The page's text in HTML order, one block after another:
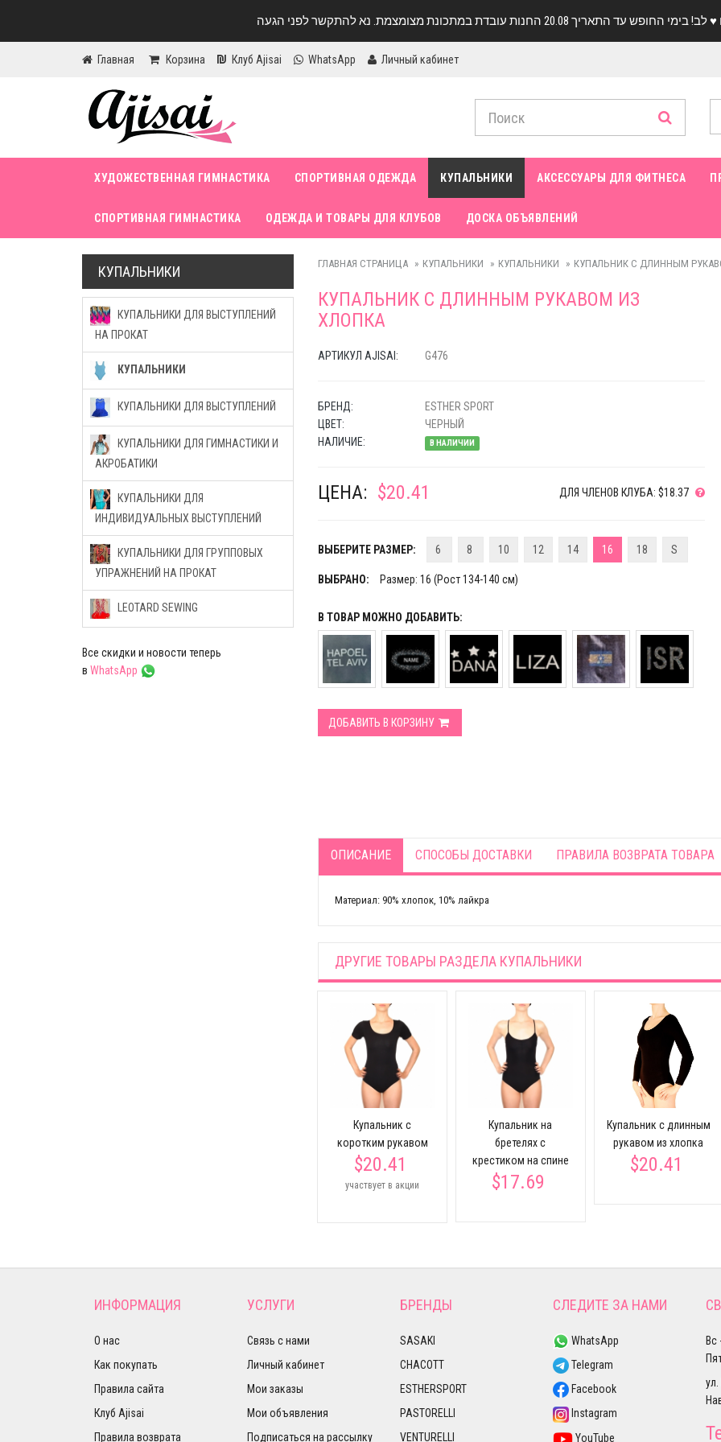
Главная Корзина Клуб Ajisai WhatsApp Личный кабинет
ХУДОЖЕСТВЕННАЯ ГИМНАСТИКА СПОРТИВНАЯ ОДЕЖДА КУПАЛЬНИКИ АКСЕССУАРЫ ДЛЯ ФИТНЕСА
СПОРТИВНАЯ ГИМНАСТИКА ОДЕЖДА И ТОВАРЫ ДЛЯ КЛУБОВ ДОСКА ОБЪЯВЛЕНИЙ
ГЛАВНАЯ СТРАНИЦА КУПАЛЬНИКИ КУПАЛЬНИКИ КУПАЛЬНИК С ДЛИННЫМ
КУПАЛЬНИК С ДЛИННЫМ РУКАВОМ ИЗ
ХЛОПКА
АРТИКУЛ AJISAI: G476
БРЕНД:
ESTHER SPORT
ЦВЕТ:
ЧЕРНЫЙ
НАЛИЧИЕ:
В НАЛИЧИИ
ЦЕНА: $20.41 ДЛЯ ЧЛЕНОВ КЛУБА: $18.37
ВЫБЕРИТЕ РАЗМЕР: 6 8 10 12 14 16 18 S
ВЫБРАНО: Размер: 16 (Рост 134-140 см)
В ТОВАР МОЖНО ДОБАВИТЬ:
ДОБАВИТЬ В КОРЗИНУ
ОПИСАНИЕ СПОСОБЫ ДОСТАВКИ ПРАВИЛА ВОЗВРАТА ТОВАРА
Материал: 90% хлопок, 10% лайкра
ДРУГИЕ ТОВАРЫ РАЗДЕЛА КУПАЛЬНИКИ
Купальник с
коротким рукавом
$20.41
участвует в акции
Купальник на
бретелях с
крестиком на спине
$17.69
Купальник с длинным
рукавом из хлопка
$20.41
КУПАЛЬНИКИ
КУПАЛЬНИКИ ДЛЯ ВЫСТУПЛЕНИЙ
НА ПРОКАТ
КУПАЛЬНИКИ
КУПАЛЬНИКИ ДЛЯ ВЫСТУПЛЕНИЙ
КУПАЛЬНИКИ ДЛЯ ГИМНАСТИКИ И
АКРОБАТИКИ
КУПАЛЬНИКИ ДЛЯ
ИНДИВИДУАЛЬНЫХ ВЫСТУПЛЕНИЙ
КУПАЛЬНИКИ ДЛЯ ГРУППОВЫХ
УПРАЖНЕНИЙ НА ПРОКАТ
LEOTARD SEWING
Все скидки и новости теперь
в WhatsApp
ИНФОРМАЦИЯ
О нас
Как покупать
Правила сайта
Клуб Ajisai
Правила возврата
УСЛУГИ
Связь с нами
Личный кабинет
Мои заказы
Мои объявления
Подписаться на рассылку
БРЕНДЫ
SASAKI
CHACOTT
ESTHERSPORT
PASTORELLI
VENTURELLI
СЛЕДИТЕ ЗА НАМИ
WhatsApp
Telegram
Facebook
Instagram
YouTube
Вс